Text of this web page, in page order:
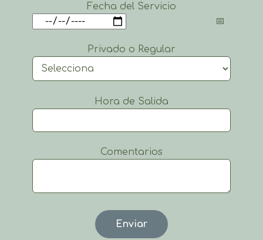
Fecha del Servicio
Privado o Regular
Hora de Salida
Comentarios